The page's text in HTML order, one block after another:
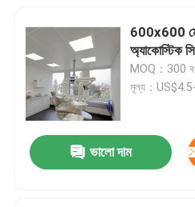
600x600
অ্যাকোস্টিক
MOQ：300
মূল্য：
ভালো দাম